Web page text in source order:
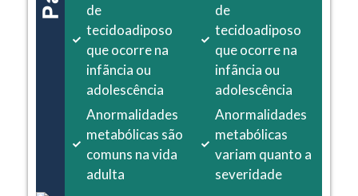
de
tecidoadiposo
que ocorre na
infãncia ou
adolescência
Anormalidades
metabólicas são
comuns na vida
adulta
de
tecidoadiposo
que ocorre na
infãncia ou
adolescência
Anormalidades
metabólicas
variam quanto a
severidade